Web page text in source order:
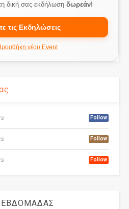
δική σας εκδήλωση δωρεάν!
τις Εκδηλώσεις
νέου Event
Follow
Follow
Follow